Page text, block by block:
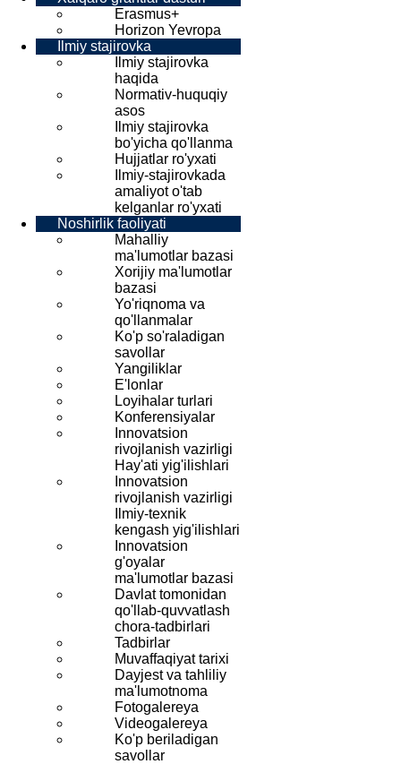
Erasmus+
Horizon Yevropa
Ilmiy stajirovka
Ilmiy stajirovka
haqida
Normativ-huquqiy
asos
Ilmiy stajirovka
bo'yicha qo'llanma
Hujjatlar ro'yxati
Ilmiy-stajirovkada
amaliyot o'tab
kelganlar ro'yxati
Noshirlik faoliyati
Mahalliy
ma'lumotlar bazasi
Xorijiy ma'lumotlar
bazasi
Yo'riqnoma va
qo'llanmalar
Ko'p so'raladigan
savollar
Yangiliklar
E'lonlar
Loyihalar turlari
Konferensiyalar
Innovatsion
rivojlanish vazirligi
Hay'ati yig'ilishlari
Innovatsion
rivojlanish vazirligi
Ilmiy-texnik
kengash yig'ilishlari
Innovatsion
g'oyalar
ma'lumotlar bazasi
Davlat tomonidan
qo'llab-quvvatlash
chora-tadbirlari
Tadbirlar
Muvaffaqiyat tarixi
Dayjest va tahliliy
ma'lumotnoma
Fotogalereya
Videogalereya
Ko'p beriladigan
savollar